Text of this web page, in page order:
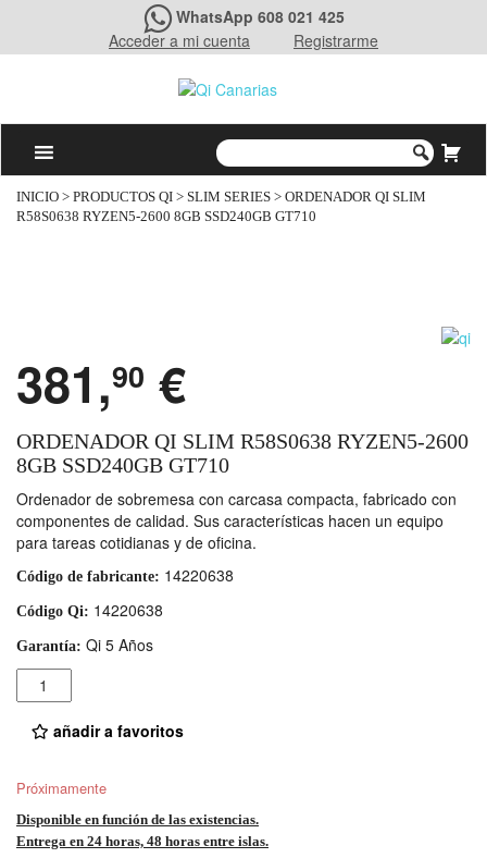
WhatsApp 608 021 425
Acceder a mi cuenta
Registrarme
INICIO > PRODUCTOS QI > SLIM SERIES > ORDENADOR QI SLIM
R58S0638 RYZEN5-2600 8GB SSD240GB GT710
381,90 €
ORDENADOR QI SLIM R58S0638 RYZEN5-2600
8GB SSD240GB GT710
Ordenador de sobremesa con carcasa compacta, fabricado con
componentes de calidad. Sus características hacen un equipo
para tareas cotidianas y de oficina.
Código de fabricante: 14220638
Código Qi: 14220638
Garantía: Qi 5 Años
Cantidad
añadir a favoritos
Próximamente
Disponible en función de las existencias.
Entrega en 24 horas, 48 horas entre islas.